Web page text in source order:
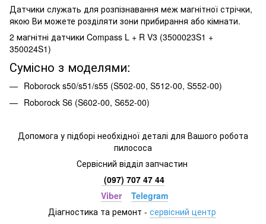
Датчики служать для розпізнавання меж магнітної стрічки,
якою Ви можете розділяти зони прибирання або кімнати.
2 магнітні датчики Compass L + R V3 (3500023S1 +
350024S1)
Сумісно з моделями:
Roborock s50/s51/s55 (S502-00, S512-00, S552-00)
Roborock S6 (S602-00, S652-00)
Допомога у підборі необхідної деталі для Вашого робота
пилососа
Сервісний відділ запчастин
(097) 707 47 44
Viber
Telegram
Діагностика та ремонт - сервісний центр